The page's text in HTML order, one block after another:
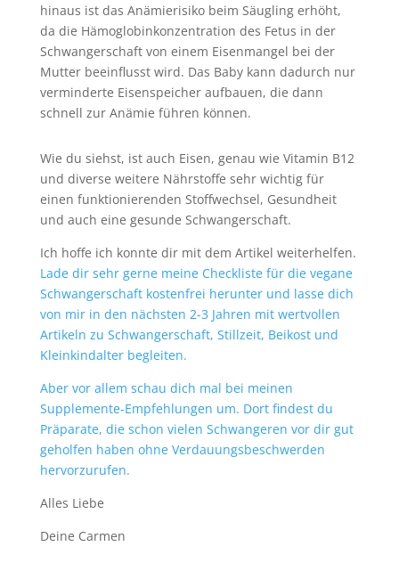
hinaus ist das Anämierisiko beim Säugling erhöht,
da die Hämoglobinkonzentration des Fetus in der
Schwangerschaft von einem Eisenmangel bei der
Mutter beeinflusst wird. Das Baby kann dadurch nur
verminderte Eisenspeicher aufbauen, die dann
schnell zur Anämie führen können.
Wie du siehst, ist auch Eisen, genau wie Vitamin B12
und diverse weitere Nährstoffe sehr wichtig für
einen funktionierenden Stoffwechsel, Gesundheit
und auch eine gesunde Schwangerschaft.
Ich hoffe ich konnte dir mit dem Artikel weiterhelfen.
Lade dir sehr gerne meine Checkliste für die vegane
Schwangerschaft kostenfrei herunter und lasse dich
von mir in den nächsten 2-3 Jahren mit wertvollen
Artikeln zu Schwangerschaft, Stillzeit, Beikost und
Kleinkindalter begleiten.
Aber vor allem schau dich mal bei meinen
Supplemente-Empfehlungen um. Dort findest du
Präparate, die schon vielen Schwangeren vor dir gut
geholfen haben ohne Verdauungsbeschwerden
hervorzurufen.
Alles Liebe
Deine Carmen